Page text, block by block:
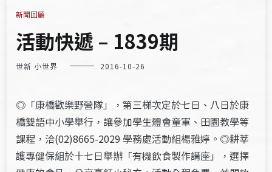
新聞回顧
活動快遞 – 1839期
世新 小世界 2016-10-26
◎「康橋歡樂野營隊」，第三梯次定於七日、八日於康
橋雙語中小學舉行，讓參加學生體會童軍、田園教學等
課程，洽(02)8665-2029 學務處活動組楊雅婷。◎耕莘
護專健保組於十七日舉辦「有機飲食製作講座」，選擇